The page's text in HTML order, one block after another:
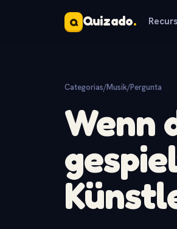
Q Quizado.
Categorias/Musik/Pergunta
Wenn